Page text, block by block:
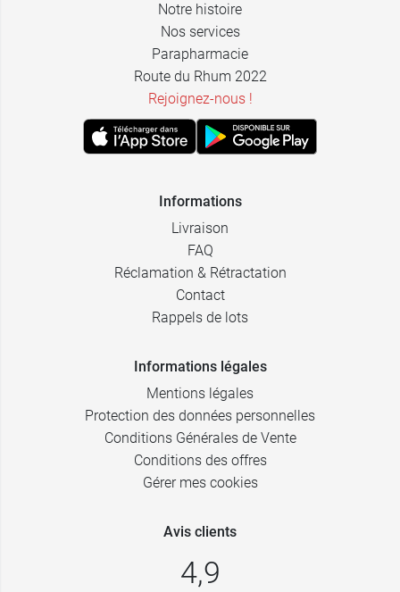
Notre histoire
Nos services
Parapharmacie
Route du Rhum 2022
Rejoignez-nous !
Informations
Livraison
FAQ
Réclamation & Rétractation
Contact
Rappels de lots
Informations légales
Mentions légales
Protection des données personnelles
Conditions Générales de Vente
Conditions des offres
Gérer mes cookies
Avis clients
4,9